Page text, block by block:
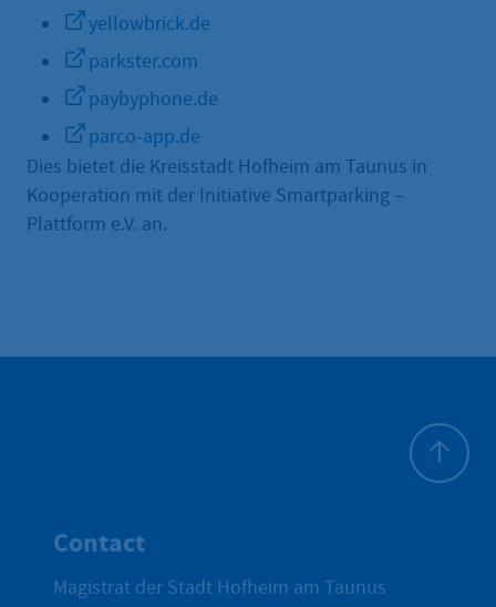
yellowbrick.de
parkster.com
paybyphone.de
parco-app.de
Dies bietet die Kreisstadt Hofheim am Taunus in
Kooperation mit der Initiative Smartparking –
Plattform e.V. an.
Contact
Magistrat der Stadt Hofheim am Taunus